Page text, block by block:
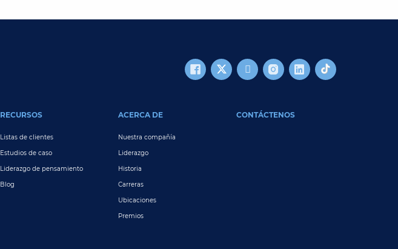
RECURSOS
Listas de clientes
Estudios de caso
Liderazgo de pensamiento
Blog
ACERCA DE
Nuestra compañía
Liderazgo
Historia
Carreras
Ubicaciones
Premios
CONTÁCTENOS